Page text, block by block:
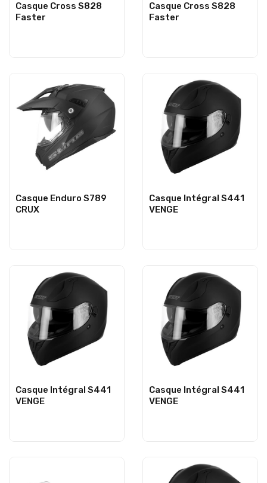
Casque Cross S828
Faster
Casque Cross S828
Faster
Casque Enduro S789
CRUX
Casque Intégral S441
VENGE
Casque Intégral S441
VENGE
Casque Intégral S441
VENGE